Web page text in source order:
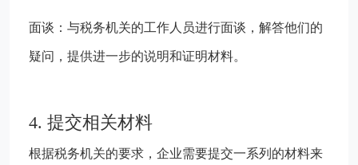
面谈：与税务机关的工作人员进行面谈，解答他们的
疑问，提供进一步的说明和证明材料。
4. 提交相关材料
根据税务机关的要求，企业需要提交一系列的材料来